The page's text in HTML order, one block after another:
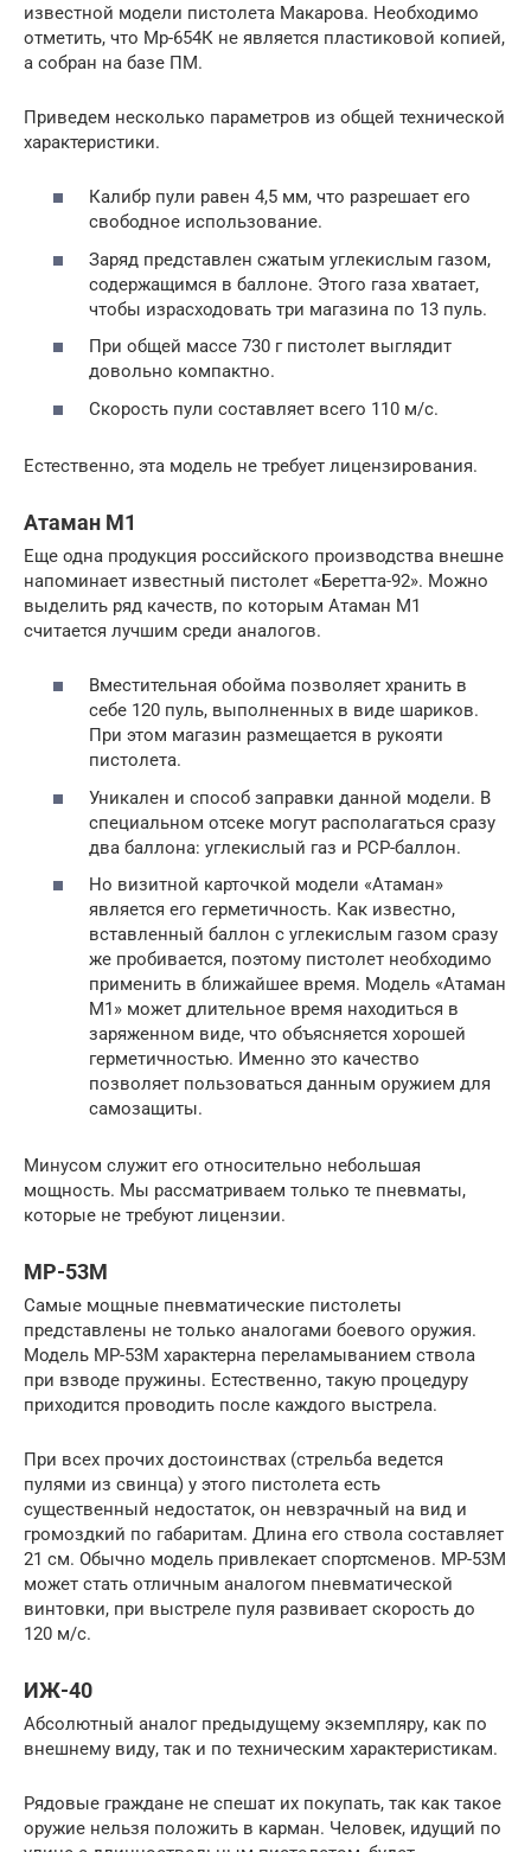
известной модели пистолета Макарова. Необходимо
отметить, что Мр-654К не является пластиковой копией,
а собран на базе ПМ.
Приведем несколько параметров из общей технической
характеристики.
Калибр пули равен 4,5 мм, что разрешает его
свободное использование.
Заряд представлен сжатым углекислым газом,
содержащимся в баллоне. Этого газа хватает,
чтобы израсходовать три магазина по 13 пуль.
При общей массе 730 г пистолет выглядит
довольно компактно.
Скорость пули составляет всего 110 м/с.
Естественно, эта модель не требует лицензирования.
Атаман М1
Еще одна продукция российского производства внешне
напоминает известный пистолет «Беретта-92». Можно
выделить ряд качеств, по которым Атаман М1
считается лучшим среди аналогов.
Вместительная обойма позволяет хранить в
себе 120 пуль, выполненных в виде шариков.
При этом магазин размещается в рукояти
пистолета.
Уникален и способ заправки данной модели. В
специальном отсеке могут располагаться сразу
два баллона: углекислый газ и PCP-баллон.
Но визитной карточкой модели «Атаман»
является его герметичность. Как известно,
вставленный баллон с углекислым газом сразу
же пробивается, поэтому пистолет необходимо
применить в ближайшее время. Модель «Атаман
М1» может длительное время находиться в
заряженном виде, что объясняется хорошей
герметичностью. Именно это качество
позволяет пользоваться данным оружием для
самозащиты.
Минусом служит его относительно небольшая
мощность. Мы рассматриваем только те пневматы,
которые не требуют лицензии.
МР-53М
Самые мощные пневматические пистолеты
представлены не только аналогами боевого оружия.
Модель МР-53М характерна переламыванием ствола
при взводе пружины. Естественно, такую процедуру
приходится проводить после каждого выстрела.
При всех прочих достоинствах (стрельба ведется
пулями из свинца) у этого пистолета есть
существенный недостаток, он невзрачный на вид и
громоздкий по габаритам. Длина его ствола составляет
21 см. Обычно модель привлекает спортсменов. МР-53М
может стать отличным аналогом пневматической
винтовки, при выстреле пуля развивает скорость до
120 м/с.
ИЖ-40
Абсолютный аналог предыдущему экземпляру, как по
внешнему виду, так и по техническим характеристикам.
Рядовые граждане не спешат их покупать, так как такое
оружие нельзя положить в карман. Человек, идущий по